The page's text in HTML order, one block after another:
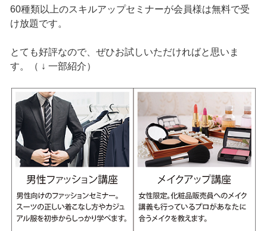
60種類以上のスキルアップセミナーが会員様は無料で受
け放題です。
とても好評なので、ぜひお試しいただければと思いま
す。（ ↓ 一部紹介）